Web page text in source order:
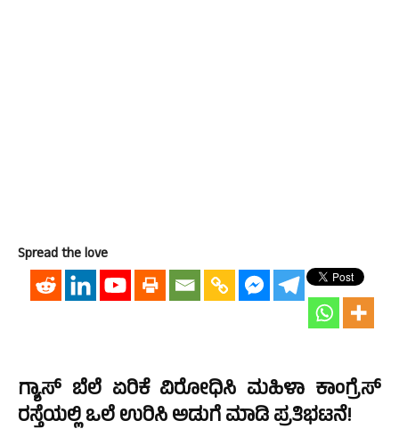
Spread the love
ಗ್ಯಾಸ್ ಬೆಲೆ ಏರಿಕೆ ವಿರೋಧಿಸಿ ಮಹಿಳಾ ಕಾಂಗ್ರೆಸ್
ರಸ್ತೆಯಲ್ಲಿ ಒಲೆ ಉರಿಸಿ ಅಡುಗೆ ಮಾಡಿ ಪ್ರತಿಭಟನೆ!